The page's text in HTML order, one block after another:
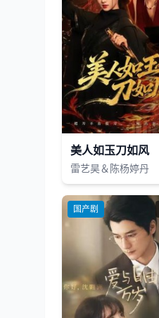
美人如玉刀如风
雷艺昊＆陈杨婷丹
国产剧